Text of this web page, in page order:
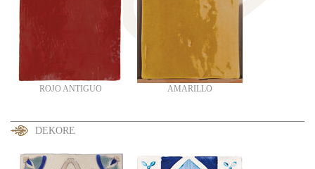
ROJO ANTIGUO AMARILLO
DEKORE